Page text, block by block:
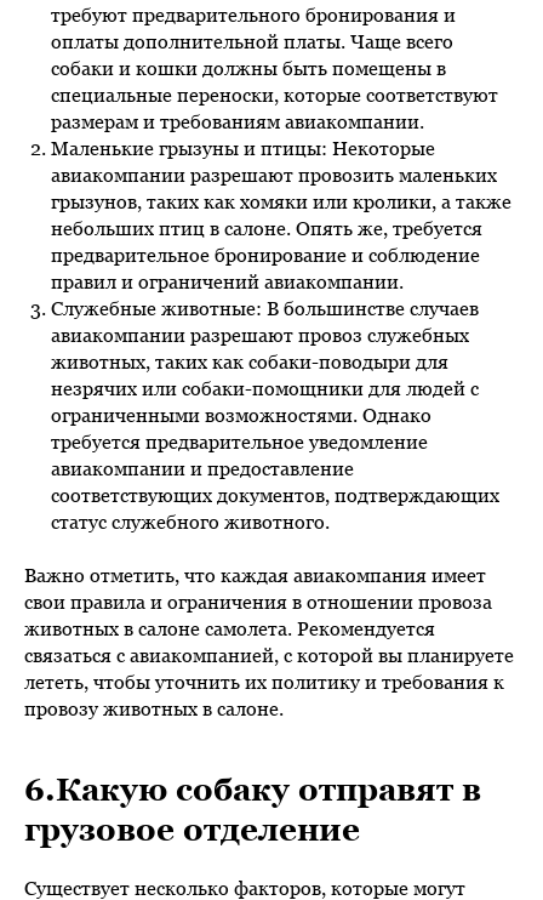
требуют предварительного бронирования и
оплаты дополнительной платы. Чаще всего
собаки и кошки должны быть помещены в
специальные переноски, которые соответствуют
размерам и требованиям авиакомпании.
Маленькие грызуны и птицы: Некоторые
авиакомпании разрешают провозить маленьких
грызунов, таких как хомяки или кролики, а также
небольших птиц в салоне. Опять же, требуется
предварительное бронирование и соблюдение
правил и ограничений авиакомпании.
Служебные животные: В большинстве случаев
авиакомпании разрешают провоз служебных
животных, таких как собаки-поводыри для
незрячих или собаки-помощники для людей с
ограниченными возможностями. Однако
требуется предварительное уведомление
авиакомпании и предоставление
соответствующих документов, подтверждающих
статус служебного животного.
Важно отметить, что каждая авиакомпания имеет
свои правила и ограничения в отношении провоза
животных в салоне самолета. Рекомендуется
связаться с авиакомпанией, с которой вы планируете
лететь, чтобы уточнить их политику и требования к
провозу животных в салоне.
6.Какую собаку отправят в
грузовое отделение
Существует несколько факторов, которые могут